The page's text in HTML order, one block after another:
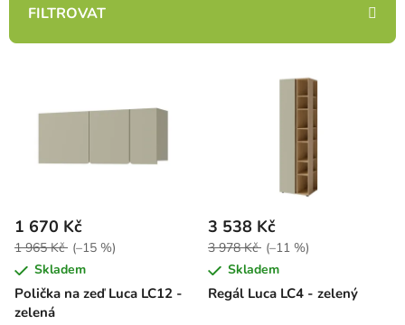
n
ů
o
d
u
k
Polička na zeď Luca LC12 -
zelená
1 670 Kč
1 965 Kč (–15 %)
Skladem
Regál Luca LC4 - zelený
3 538 Kč
3 978 Kč (–11 %)
Skladem